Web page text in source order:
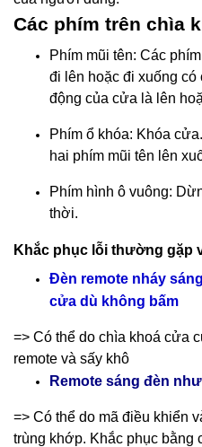
Các phím trên chìa
Phím mũi tên: Các
đi lên hoặc đi xuống
động của cửa là lên
Phím ổ khóa: Khóa
hai phím mũi tên lên
Phím hình ô vuông:
thời.
Khắc phục lỗi thường gặp
Đèn remote nháy
cửa dù không bấm
=> Có thể do chìa khoá cửa
remote và sấy khô
Remote sáng đèn
=> Có thể do mã điều khiển
trùng khớp. Khắc phục bằng